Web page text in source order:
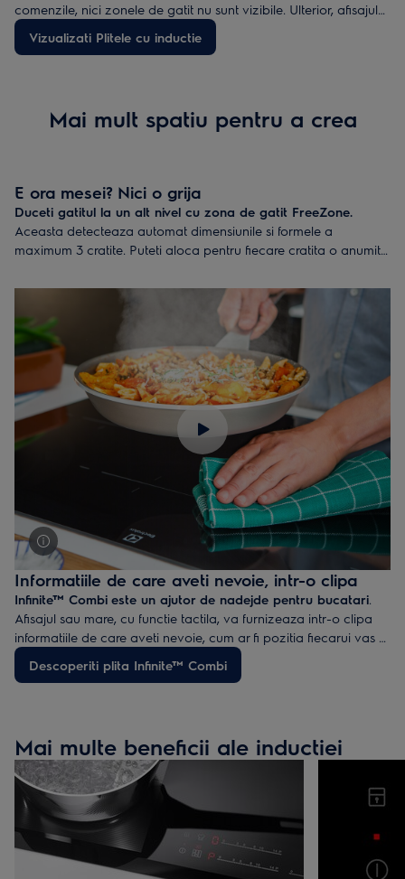
comenzile, nici zonele de gatit nu sunt vizibile. Ulterior, afisajul
rosu LED se poate observa foarte clar. Pornita sau oprita,
plitaInfinite™ Pure da o nota moderna bucatariei
Vizualizati Plitele cu inductie
Mai mult spatiu pentru a crea
E ora mesei? Nici o grija
Duceti gatitul la un alt nivel cu zona de gatit FreeZone.
Aceasta detecteaza automat dimensiunile si formele a
maximum 3 cratite. Puteti aloca pentru fiecare cratita o anumita
mutati in FreeZone. In cazul vaselor mai mari, precum Infi-Grill,
functia Split asigura doua temperaturi de preparare diferite
pentru acelasi vas.
Informatiile de care aveti nevoie, intr-o clipa
Infinite™ Combi este un ajutor de nadejde pentru bucatari.
Afisajul sau mare, cu functie tactila, va furnizeaza intr-o clipa
informatiile de care aveti nevoie, cum ar fi pozitia fiecarui vas si
nivelul de caldură de dedesubtul acestuia. Detineti mereu
controlul, deoarece este foarte usor sa reglati temperatura si sa
Descoperiti plita Infinite™ Combi
Mai multe beneficii ale inductiei